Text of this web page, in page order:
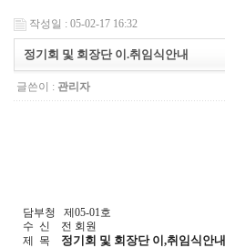
작성일 : 05-02-17 16:32
정기회 및 회장단 이.취임식안내
글쓴이 : 관리자
담부청 제05-01호
수 신 전 회원
제 목 정기회 및 회장단 이,취임식안내